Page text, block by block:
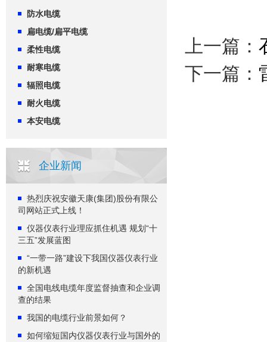
防水电缆
扁电缆/扁平电缆
柔性电缆
耐寒电缆
辐照电缆
耐火电缆
本安电缆
企业新闻
热烈庆祝安徽天康(集团)股份有限公
司网站正式上线！
仪器仪表行业理应抓住机遇 规划“十
三五”发展蓝图
“一带一路”建设下我国仪器仪表行业
的新机遇
全国电线电缆年度监督抽查和企业调
查的结果
我国的电缆行业前景如何？
如何缩短国内仪器仪表行业与国外的
上一篇：
下一篇：